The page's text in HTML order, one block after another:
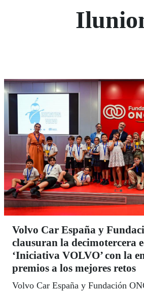
Volvo Car España y
clausuran la decimotercera
‘Iniciativa VOLVO’ con la
premios a los mejores retos
Volvo Car España y Fundación